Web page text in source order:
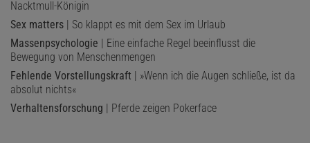
Nacktmull-Königin
Sex matters | So klappt es mit dem Sex im Urlaub
Massenpsychologie | Eine einfache Regel beeinflusst die
Bewegung von Menschenmengen
Fehlende Vorstellungskraft | »Wenn ich die Augen schließe, ist da
absolut nichts«
Verhaltensforschung | Pferde zeigen Pokerface